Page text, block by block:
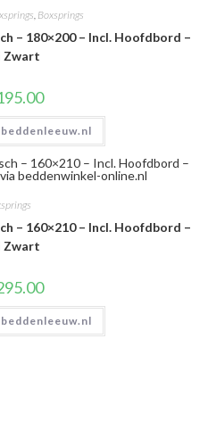
Boxsprings
– 180×200 – Incl. Hoofdbord –
Zwart
– 160×210 – Incl. Hoofdbord –
Zwart